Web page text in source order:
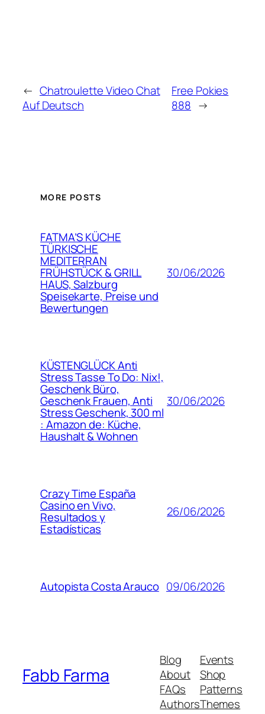
← Chatroulette Video Chat
Auf Deutsch
Free Pokies
888 →
MORE POSTS
FATMA’S KÜCHE
TÜRKISCHE
MEDITERRAN
FRÜHSTÜCK & GRILL
HAUS, Salzburg
Speisekarte, Preise und
Bewertungen
30/06/2026
KÜSTENGLÜCK Anti
Stress Tasse To Do: Nix!,
Geschenk Büro,
Geschenk Frauen, Anti
Stress Geschenk, 300 ml
: Amazon de: Küche,
Haushalt & Wohnen
30/06/2026
Crazy Time España
Casino en Vivo,
Resultados y
Estadísticas
26/06/2026
Autopista Costa Arauco 09/06/2026
Fabb Farma
Blog
About
FAQs
Authors
Events
Shop
Patterns
Themes